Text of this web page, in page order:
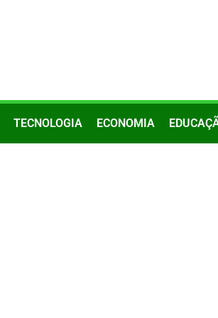
TECNOLOGIA ECONOMIA